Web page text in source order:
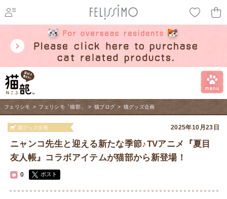
フェリシモ > フェリシモ「猫部」 > 猫ブログ > 猫グッズ企画
猫グッズ企画 2025年10月23日
ニャンコ先生と迎える新たな季節♪TVアニメ『夏目
友人帳』コラボアイテムが猫部から新登場！
0 ポスト